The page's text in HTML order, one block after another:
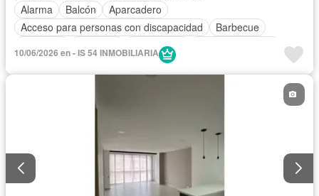
Alarma
Balcón
Aparcadero
Acceso para personas con discapacidad
Barbecue
Gas natural
10/06/2026 en - IS 54 INMOBILIARIA